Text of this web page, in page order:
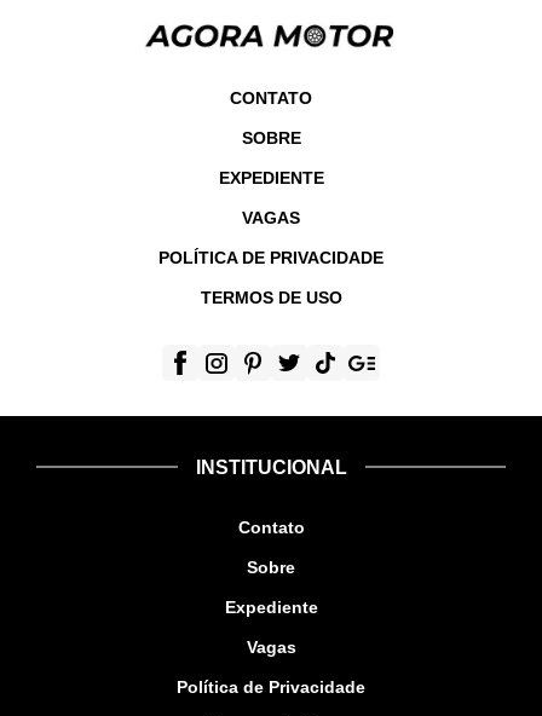
CONTATO
SOBRE
EXPEDIENTE
VAGAS
POLÍTICA DE PRIVACIDADE
TERMOS DE USO
INSTITUCIONAL
Contato
Sobre
Expediente
Vagas
Política de Privacidade